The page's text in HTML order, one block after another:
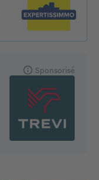
Sponsorisé